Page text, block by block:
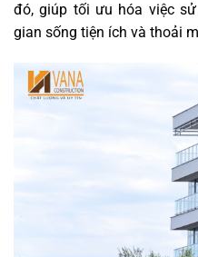
đó, giúp tối ưu hóa việc
gian sống tiện ích và thoải